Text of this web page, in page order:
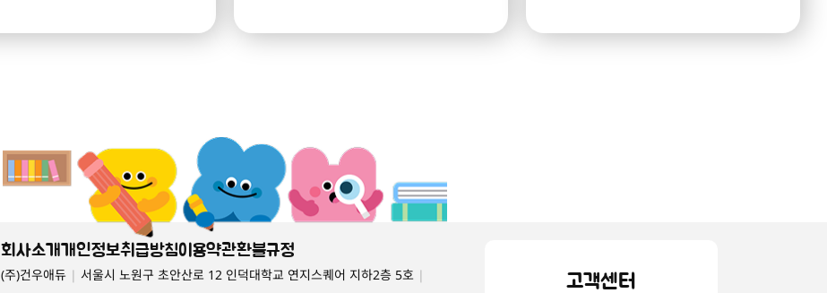
회사소개개인정보취급방침이용약관환불규정
(주)건우애듀 | 서울시 노원구 초안산로 12 인덕대학교 연지스퀘어 지하2층 5호 |
고객센터